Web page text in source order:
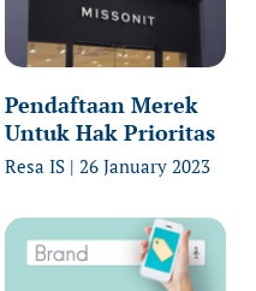
Pendaftaan Merek
Untuk Hak Prioritas
Resa IS 26 January 2023